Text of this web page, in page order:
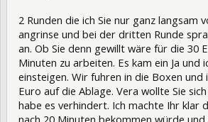
2 Runden die ich Sie nur ganz langsam
angrinse und bei der dritten Runde
an. Ob Sie denn gewillt wäre für die 30
Minuten zu arbeiten. Es kam ein Ja und
einsteigen. Wir fuhren in die Boxen und
Euro auf die Ablage. Vera wollte Sie
habe es verhindert. Ich machte Ihr klar